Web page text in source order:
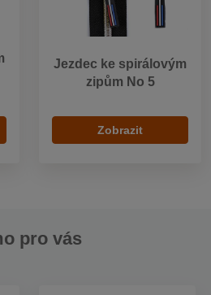
Jezdec ke spirálovým
zipům No 5
Zobrazit
pro vás